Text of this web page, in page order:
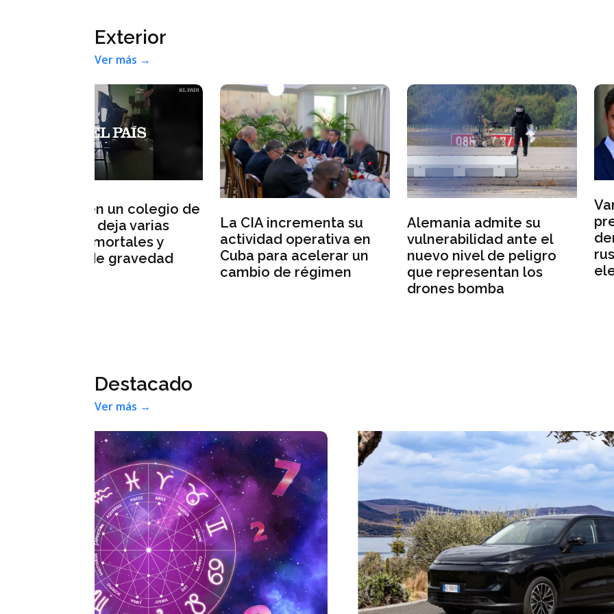
Exterior
Ver más →
La CIA incrementa su
actividad operativa en
Cuba para acelerar un
cambio de régimen
vulnerabilidad ante el
nuevo nivel de peligro
que representan los
drones bomba
Varios candidatos a la
presidencia francesa
denuncian
rusas en la campaña
electoral
Destacado
Ver más →